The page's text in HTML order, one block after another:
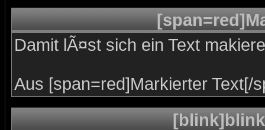
Damit lÃ¤st sich ein Text
Aus [span=red]Markierter Text[/